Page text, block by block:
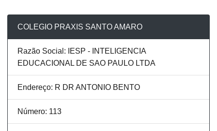
COLEGIO PRAXIS SANTO AMARO
Razão Social: IESP - INTELIGENCIA
EDUCACIONAL DE SAO PAULO LTDA
Endereço: R DR ANTONIO BENTO
Número: 113